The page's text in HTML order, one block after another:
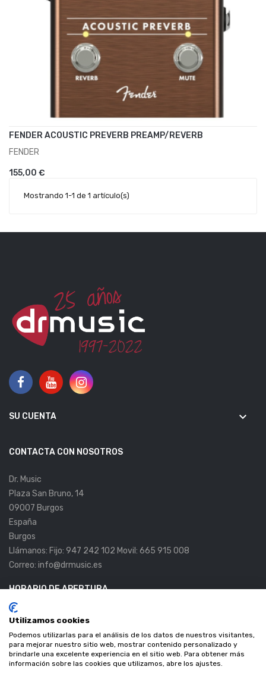
FENDER ACOUSTIC PREVERB PREAMP/REVERB
FENDER
155,00 €
Mostrando 1-1 de 1 artículo(s)
SU CUENTA keyboard_arrow_down
CONTACTA CON NOSOTROS
Dr. Music
Plaza San Bruno, 14
09007 Burgos
España
Burgos
Llámanos: Fijo: 947 242 102 Movil: 665 915 008
Correo: info@drmusic.es
HORARIO DE APERTURA
Lunes a Viernes:
Sábados:10:00 a 14:00
Utilizamos cookies
Podemos utilizarlas para el análisis de los datos de nuestros visitantes,
para mejorar nuestro sitio web, mostrar contenido personalizado y
brindarle una excelente experiencia en el sitio web. Para obtener más
información sobre las cookies que utilizamos, abre los ajustes.